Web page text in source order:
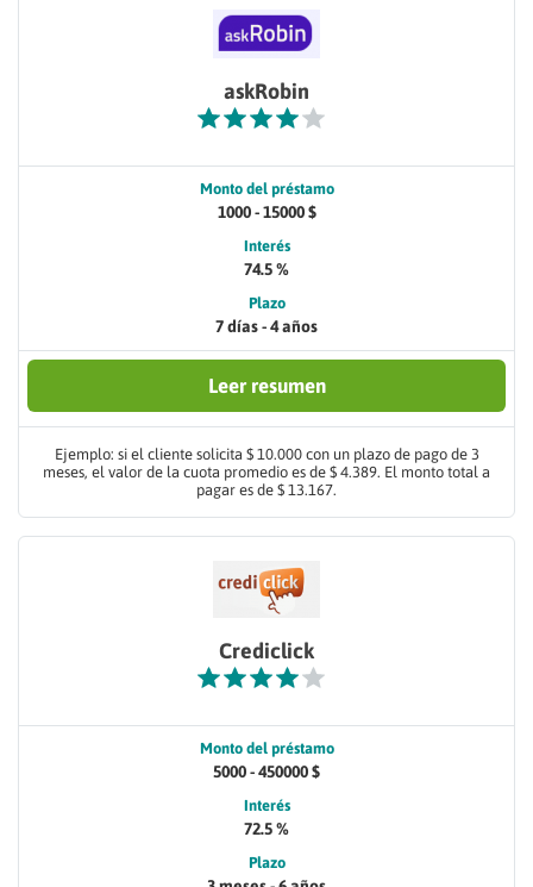
askRobin
Monto del préstamo
1000 - 15000 $
Interés
74.5 %
Plazo
7 días - 4 años
Leer resumen
Ejemplo: si el cliente solicita $ 10.000 con un plazo de pago de 3
meses, el valor de la cuota promedio es de $ 4.389. El monto total a
pagar es de $ 13.167.
Crediclick
Monto del préstamo
5000 - 450000 $
Interés
72.5 %
Plazo